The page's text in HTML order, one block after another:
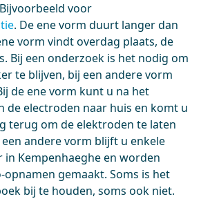
voor
. De ene vorm duurt langer dan
vorm vindt overdag plaats, de
Bij een onderzoek is het nodig om
te blijven, bij een andere vorm
de ene vorm kunt u na het
de electroden naar huis en komt u
terug om de elektroden te laten
andere vorm blijft u enkele
in Kempenhaeghe en worden
opnamen gemaakt. Soms is het
bij te houden, soms ook niet.